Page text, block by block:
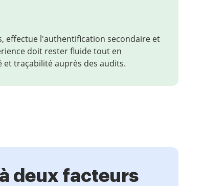
effectue l'authentification secondaire et
doit rester fluide tout en
traçabilité auprès des audits.
deux facteurs